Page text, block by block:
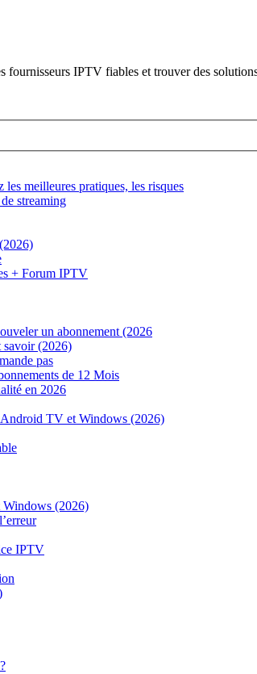
IPTV fiables et trouver des
meilleures pratiques, les risques
streaming
+ Forum IPTV
un abonnement (2026
savoir (2026)
pas
de 12 Mois
en 2026
TV et Windows (2026)
(2026)
IPTV